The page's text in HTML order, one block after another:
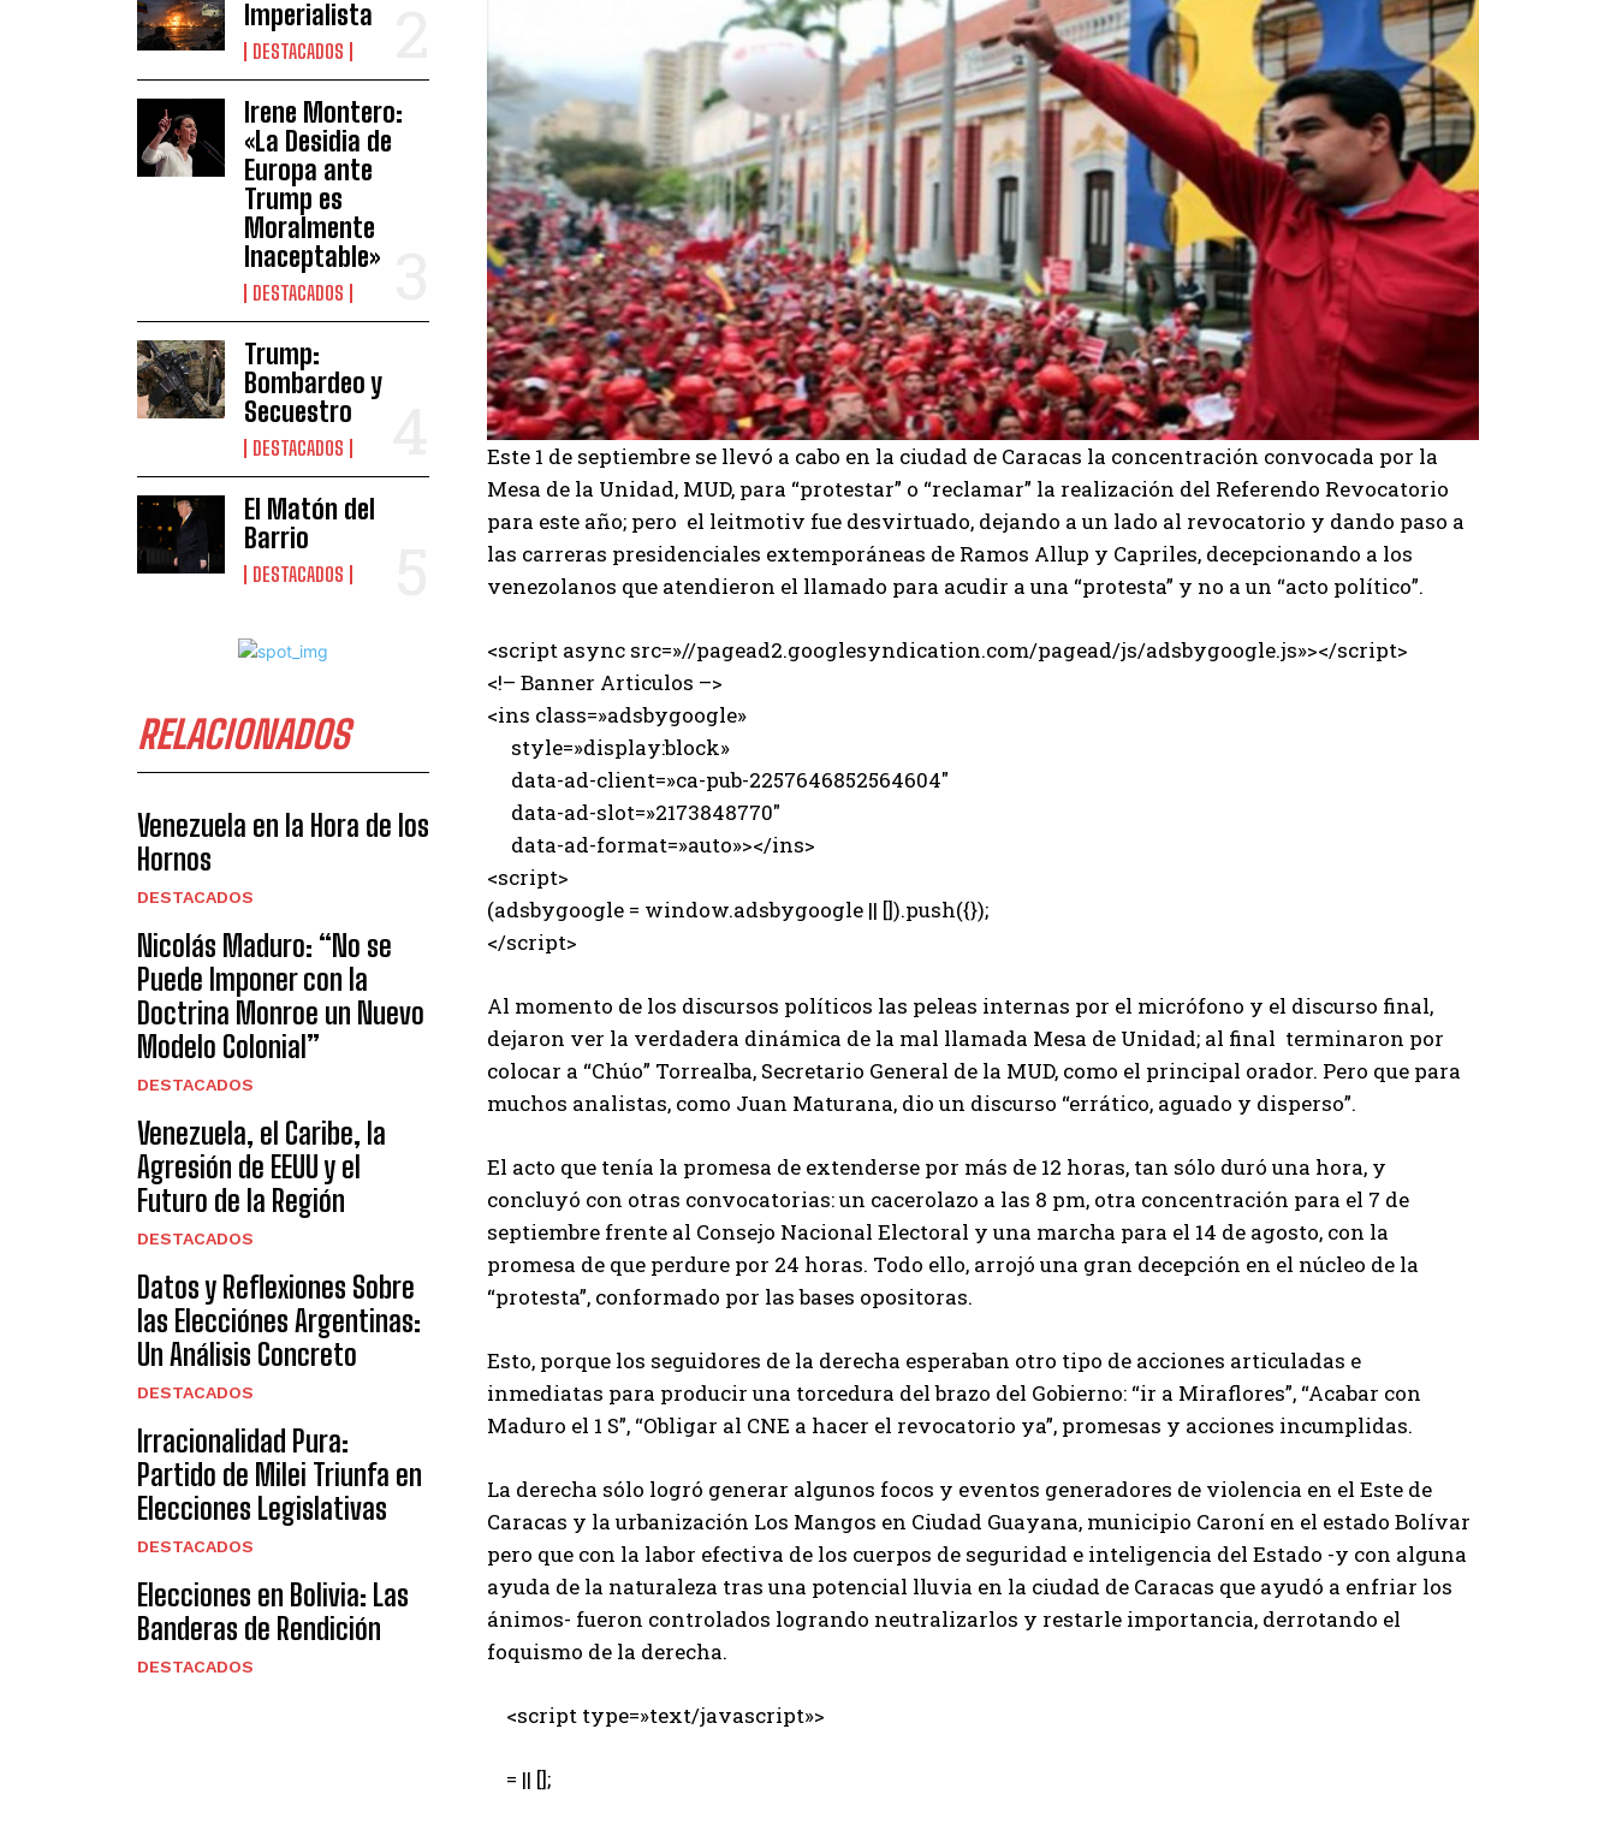
Imperialista
DESTACADOS
Irene Montero:
«La Desidia de
Europa ante
Trump es
Moralmente
Inaceptable»
DESTACADOS
Trump:
Bombardeo y
Secuestro
DESTACADOS
El Matón del
Barrio
DESTACADOS
RELACIONADOS
Venezuela en la Hora de los
Hornos
DESTACADOS
Nicolás Maduro: “No se
Puede Imponer con la
Doctrina Monroe un Nuevo
Modelo Colonial”
DESTACADOS
Venezuela, el Caribe, la
Agresión de EEUU y el
Futuro de la Región
DESTACADOS
Datos y Reflexiones Sobre
las Elecciónes Argentinas:
Un Análisis Concreto
DESTACADOS
Irracionalidad Pura:
Partido de Milei Triunfa en
Elecciones Legislativas
DESTACADOS
Elecciones en Bolivia: Las
Banderas de Rendición
DESTACADOS
Este 1 de septiembre se llevó a cabo en la ciudad de Caracas la concentración convocada por la
Mesa de la Unidad, MUD, para “protestar” o “reclamar” la realización del Referendo Revocatorio
para este año; pero el leitmotiv fue desvirtuado, dejando a un lado al revocatorio y dando paso a
las carreras presidenciales extemporáneas de Ramos Allup y Capriles, decepcionando a los
venezolanos que atendieron el llamado para acudir a una “protesta” y no a un “acto político”.
<script async src=»//pagead2.googlesyndication.com/pagead/js/adsbygoogle.js»></script>
<!– Banner Articulos –>
<ins class=»adsbygoogle»
style=»display:block»
data-ad-client=»ca-pub-2257646852564604″
data-ad-slot=»2173848770″
data-ad-format=»auto»></ins>
<script>
(adsbygoogle = window.adsbygoogle || []).push({});
</script>
Al momento de los discursos políticos las peleas internas por el micrófono y el discurso final,
dejaron ver la verdadera dinámica de la mal llamada Mesa de Unidad; al final terminaron por
colocar a “Chúo” Torrealba, Secretario General de la MUD, como el principal orador. Pero que para
muchos analistas, como Juan Maturana, dio un discurso “errático, aguado y disperso”.
El acto que tenía la promesa de extenderse por más de 12 horas, tan sólo duró una hora, y
concluyó con otras convocatorias: un cacerolazo a las 8 pm, otra concentración para el 7 de
septiembre frente al Consejo Nacional Electoral y una marcha para el 14 de agosto, con la
promesa de que perdure por 24 horas. Todo ello, arrojó una gran decepción en el núcleo de la
“protesta”, conformado por las bases opositoras.
Esto, porque los seguidores de la derecha esperaban otro tipo de acciones articuladas e
inmediatas para producir una torcedura del brazo del Gobierno: “ir a Miraflores”, “Acabar con
Maduro el 1 S”, “Obligar al CNE a hacer el revocatorio ya”, promesas y acciones incumplidas.
La derecha sólo logró generar algunos focos y eventos generadores de violencia en el Este de
Caracas y la urbanización Los Mangos en Ciudad Guayana, municipio Caroní en el estado Bolívar
pero que con la labor efectiva de los cuerpos de seguridad e inteligencia del Estado -y con alguna
ayuda de la naturaleza tras una potencial lluvia en la ciudad de Caracas que ayudó a enfriar los
ánimos- fueron controlados logrando neutralizarlos y restarle importancia, derrotando el
foquismo de la derecha.
<script type=»text/javascript»>
= || [];